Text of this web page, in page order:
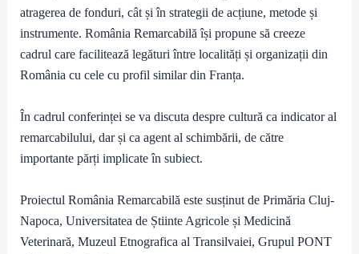
atragerea de fonduri, cât și în strategii de acțiune, metode și
instrumente. România Remarcabilă își propune să creeze
cadrul care facilitează legături între localități și organizații din
România cu cele cu profil similar din Franța.
În cadrul conferinței se va discuta despre cultură ca indicator al
remarcabilului, dar și ca agent al schimbării, de către
importante părți implicate în subiect.
Proiectul România Remarcabilă este susținut de Primăria Cluj-
Napoca, Universitatea de Știinte Agricole și Medicină
Veterinară, Muzeul Etnografica al Transilvaiei, Grupul PONT